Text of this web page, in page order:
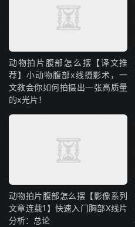
动物拍片腹部怎么摆【译文推
荐】小动物腹部x线摄影术，一
文教会你如何拍摄出一张高质量
的x光片！
动物拍片腹部怎么摆【影像系列
文章连载1】快速入门胸部X线片
分析：总论